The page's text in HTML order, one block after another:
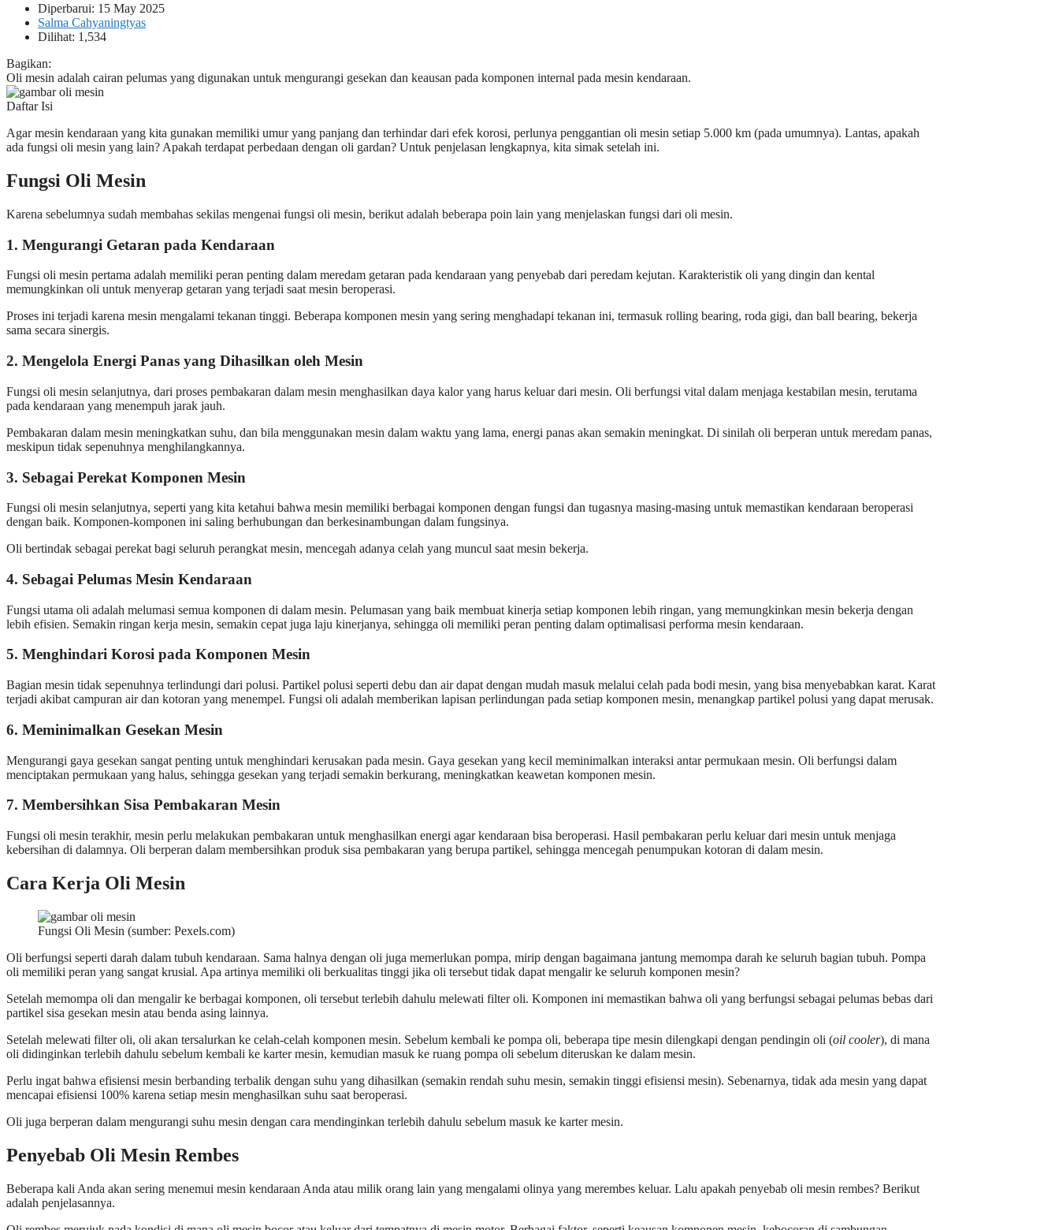
Diperbarui: 15 May 2025
Salma Cahyaningtyas
Dilihat: 1,534
Bagikan:
Oli mesin adalah cairan pelumas yang digunakan untuk mengurangi gesekan dan keausan pada komponen internal pada mesin kendaraan.
Daftar Isi
Agar mesin kendaraan yang kita gunakan memiliki umur yang panjang dan terhindar dari efek korosi, perlunya penggantian oli mesin setiap 5.000 km (pada umumnya). Lantas, apakah
ada fungsi oli mesin yang lain? Apakah terdapat perbedaan dengan oli gardan? Untuk penjelasan lengkapnya, kita simak setelah ini.
Fungsi Oli Mesin
Karena sebelumnya sudah membahas sekilas mengenai fungsi oli mesin, berikut adalah beberapa poin lain yang menjelaskan fungsi dari oli mesin.
1. Mengurangi Getaran pada Kendaraan
Fungsi oli mesin pertama adalah memiliki peran penting dalam meredam getaran pada kendaraan yang penyebab dari peredam kejutan. Karakteristik oli yang dingin dan kental
memungkinkan oli untuk menyerap getaran yang terjadi saat mesin beroperasi.
Proses ini terjadi karena mesin mengalami tekanan tinggi. Beberapa komponen mesin yang sering menghadapi tekanan ini, termasuk rolling bearing, roda gigi, dan ball bearing, bekerja
sama secara sinergis.
2. Mengelola Energi Panas yang Dihasilkan oleh Mesin
Fungsi oli mesin selanjutnya, dari proses pembakaran dalam mesin menghasilkan daya kalor yang harus keluar dari mesin. Oli berfungsi vital dalam menjaga kestabilan mesin, terutama
pada kendaraan yang menempuh jarak jauh.
Pembakaran dalam mesin meningkatkan suhu, dan bila menggunakan mesin dalam waktu yang lama, energi panas akan semakin meningkat. Di sinilah oli berperan untuk meredam panas,
meskipun tidak sepenuhnya menghilangkannya.
3. Sebagai Perekat Komponen Mesin
Fungsi oli mesin selanjutnya, seperti yang kita ketahui bahwa mesin memiliki berbagai komponen dengan fungsi dan tugasnya masing-masing untuk memastikan kendaraan beroperasi
dengan baik. Komponen-komponen ini saling berhubungan dan berkesinambungan dalam fungsinya.
Oli bertindak sebagai perekat bagi seluruh perangkat mesin, mencegah adanya celah yang muncul saat mesin bekerja.
4. Sebagai Pelumas Mesin Kendaraan
Fungsi utama oli adalah melumasi semua komponen di dalam mesin. Pelumasan yang baik membuat kinerja setiap komponen lebih ringan, yang memungkinkan mesin bekerja dengan
lebih efisien. Semakin ringan kerja mesin, semakin cepat juga laju kinerjanya, sehingga oli memiliki peran penting dalam optimalisasi performa mesin kendaraan.
5. Menghindari Korosi pada Komponen Mesin
Bagian mesin tidak sepenuhnya terlindungi dari polusi. Partikel polusi seperti debu dan air dapat dengan mudah masuk melalui celah pada bodi mesin, yang bisa menyebabkan karat. Karat
terjadi akibat campuran air dan kotoran yang menempel. Fungsi oli adalah memberikan lapisan perlindungan pada setiap komponen mesin, menangkap partikel polusi yang dapat merusak.
6. Meminimalkan Gesekan Mesin
Mengurangi gaya gesekan sangat penting untuk menghindari kerusakan pada mesin. Gaya gesekan yang kecil meminimalkan interaksi antar permukaan mesin. Oli berfungsi dalam
menciptakan permukaan yang halus, sehingga gesekan yang terjadi semakin berkurang, meningkatkan keawetan komponen mesin.
7. Membersihkan Sisa Pembakaran Mesin
Fungsi oli mesin terakhir, mesin perlu melakukan pembakaran untuk menghasilkan energi agar kendaraan bisa beroperasi. Hasil pembakaran perlu keluar dari mesin untuk menjaga
kebersihan di dalamnya. Oli berperan dalam membersihkan produk sisa pembakaran yang berupa partikel, sehingga mencegah penumpukan kotoran di dalam mesin.
Cara Kerja Oli Mesin
Fungsi Oli Mesin (sumber: Pexels.com)
Oli berfungsi seperti darah dalam tubuh kendaraan. Sama halnya dengan oli juga memerlukan pompa, mirip dengan bagaimana jantung memompa darah ke seluruh bagian tubuh. Pompa
oli memiliki peran yang sangat krusial. Apa artinya memiliki oli berkualitas tinggi jika oli tersebut tidak dapat mengalir ke seluruh komponen mesin?
Setelah memompa oli dan mengalir ke berbagai komponen, oli tersebut terlebih dahulu melewati filter oli. Komponen ini memastikan bahwa oli yang berfungsi sebagai pelumas bebas dari
partikel sisa gesekan mesin atau benda asing lainnya.
Setelah melewati filter oli, oli akan tersalurkan ke celah-celah komponen mesin. Sebelum kembali ke pompa oli, beberapa tipe mesin dilengkapi dengan pendingin oli (oil cooler), di mana
oli didinginkan terlebih dahulu sebelum kembali ke karter mesin, kemudian masuk ke ruang pompa oli sebelum diteruskan ke dalam mesin.
Perlu ingat bahwa efisiensi mesin berbanding terbalik dengan suhu yang dihasilkan (semakin rendah suhu mesin, semakin tinggi efisiensi mesin). Sebenarnya, tidak ada mesin yang dapat
mencapai efisiensi 100% karena setiap mesin menghasilkan suhu saat beroperasi.
Oli juga berperan dalam mengurangi suhu mesin dengan cara mendinginkan terlebih dahulu sebelum masuk ke karter mesin.
Penyebab Oli Mesin Rembes
Beberapa kali Anda akan sering menemui mesin kendaraan Anda atau milik orang lain yang mengalami olinya yang merembes keluar. Lalu apakah penyebab oli mesin rembes? Berikut
adalah penjelasannya.